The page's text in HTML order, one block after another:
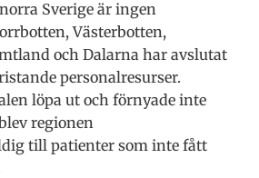
Sverige är ingen
Västerbotten,
och Dalarna har avslutat
personalresurser.
löpa ut och förnyade inte
regionen
till patienter som inte fått